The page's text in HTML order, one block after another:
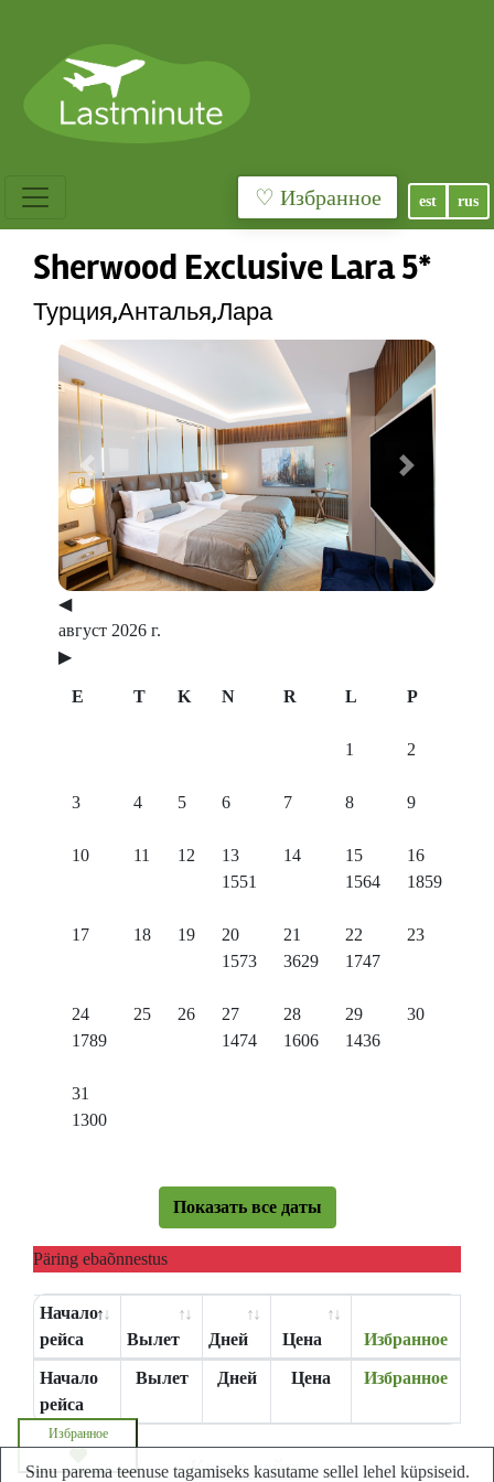
♡ Избранное est rus
Sherwood Exclusive Lara 5*
Турция,Анталья,Лара
Previous Next
◀
август 2026 г.
▶
E T K N R L P
1 2
3 4 5 6 7 8 9
10 11 12
13
1551
14
15
1564
16
1859
17 18 19
20
1573
21
3629
22
1747
23
24
1789
25 26
27
1474
28
1606
29
1436
30
31
1300
Показать все даты
Päring ebaõnnestus
Начало
рейса
Вылет Дней Цена Избранное
Начало
рейса
Вылет Дней Цена Избранное
Избранное
Карта сайта
Sinu parema teenuse tagamiseks kasutame sellel lehel küpsiseid.